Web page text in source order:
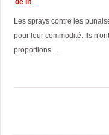
de lit
Les sprays contre les
pour leur commodité. Ils
proportions ...